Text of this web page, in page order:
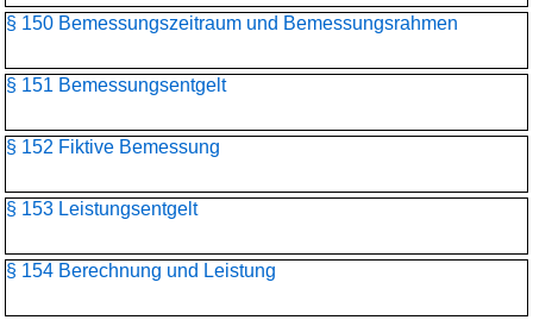
§ 150 Bemessungszeitraum und Bemessungsrahmen
§ 151 Bemessungsentgelt
§ 152 Fiktive Bemessung
§ 153 Leistungsentgelt
§ 154 Berechnung und Leistung